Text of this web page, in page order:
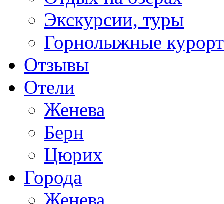
Экскурсии, туры
Горнолыжные
Отзывы
Отели
Женева
Берн
Цюрих
Города
Женева